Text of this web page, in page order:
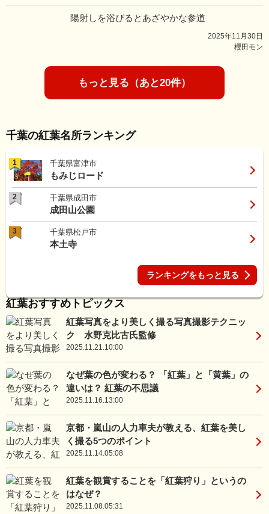
陽射しを浴びるとあざやかな参道
2025年11月30日
櫻田モン
もっと見る（あと20件）
千葉の紅葉名所ランキング
1 千葉県富津市
もみじロード
2 千葉県成田市
成田山公園
3 千葉県松戸市
本土寺
ランキングをもっと見る
紅葉おすすめトピックス
紅葉写真をより美しく撮る写真撮影テクニッ
ク 水野克比古氏監修
2025.11.21.10:00
なぜ葉の色が変わる？ 「紅葉」と「黄葉」の
違いは？ 紅葉の不思議
2025.11.16.13:00
京都・嵐山の人力車夫が教える、紅葉を美し
く撮る5つのポイント
2025.11.14.05:08
紅葉を観賞することを「紅葉狩り」というの
はなぜ？
2025.11.08.05:31